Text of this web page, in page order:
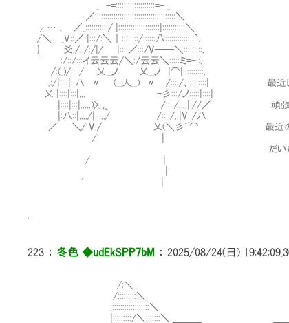
_ -=:::::::::::::::::::=- _
／:::::::::::::::::::::::::::::::::::::::＼
γ… ､ ／_:::::::::::/ |::::::::::::::::::::|:::::::::::＼
/＼＿_V::／ |:::/:＼｜::::::::/::::::八::::::::::::::`､
} 爻./../:/|/ |::::／:::/V──＼:::::::::.
￣￣:/::/:::イ云云云/＼:/云云＼:::::ミ=-::.
/:(_)/::::/ 乂__ノ 乂__ノ |⌒|::::::::::.
.:/|::::|::八 〃 (__人__) 〃 /::::/､:::::::::| 最近はニコニ
乂 |::::|:::|... -彡:::/ノ:::::|::::|
|::::|:::|.....)>｡,_ /::::/....|://／ 頑張って動画
|:八::|..../|...../ /::::/..|V::/八
／ ＼/ V./ 乂(＼彡´⌒ 最近の冬色の
/ |
だいたいこれに吸い取られ
/ |
′ |
223 ： 冬色 ◆udEkSPP7bM ： 2025/08/24(日)
/:＼
/:::::::::＼
.::::::::::::::::::＼
|:::::::::/＼:::::::＼ ＿＿＿ ＿＿